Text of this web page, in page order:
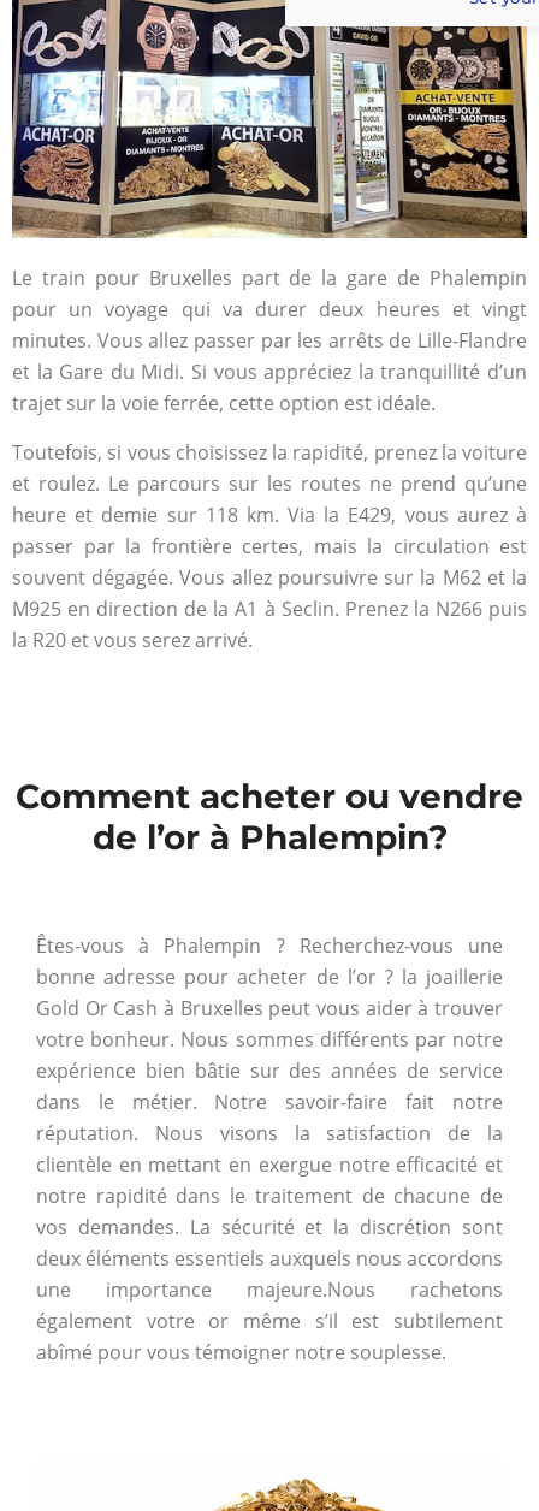
Le train pour Bruxelles part de la gare de Phalempin
pour un voyage qui va durer deux heures et vingt
minutes. Vous allez passer par les arrêts de Lille-Flandre
et la Gare du Midi. Si vous appréciez la tranquillité d’un
trajet sur la voie ferrée, cette option est idéale.
Toutefois, si vous choisissez la rapidité, prenez la voiture
et roulez. Le parcours sur les routes ne prend qu’une
heure et demie sur 118 km. Via la E429, vous aurez à
passer par la frontière certes, mais la circulation est
souvent dégagée. Vous allez poursuivre sur la M62 et la
M925 en direction de la A1 à Seclin. Prenez la N266 puis
la R20 et vous serez arrivé.
Comment acheter ou vendre
de l’or à Phalempin?
Êtes-vous à Phalempin ? Recherchez-vous une
bonne adresse pour acheter de l’or ? la joaillerie
Gold Or Cash à Bruxelles peut vous aider à trouver
votre bonheur. Nous sommes différents par notre
expérience bien bâtie sur des années de service
dans le métier. Notre savoir-faire fait notre
réputation. Nous visons la satisfaction de la
clientèle en mettant en exergue notre efficacité et
notre rapidité dans le traitement de chacune de
vos demandes. La sécurité et la discrétion sont
deux éléments essentiels auxquels nous accordons
une importance majeure.Nous rachetons
également votre or même s’il est subtilement
abîmé pour vous témoigner notre souplesse.